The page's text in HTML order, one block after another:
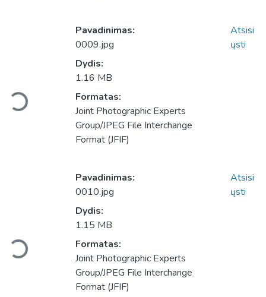
Įkeliama...
Pavadinimas:
0009.jpg
Dydis:
1.16 MB
Formatas:
Joint Photographic Experts
Group/JPEG File Interchange
Format (JFIF)
Atsisi
ųsti
Įkeliama...
Pavadinimas:
0010.jpg
Dydis:
1.15 MB
Formatas:
Joint Photographic Experts
Group/JPEG File Interchange
Format (JFIF)
Atsisi
ųsti